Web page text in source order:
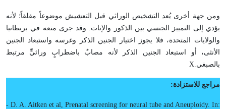
ومن جهة أخرى يُعد التشخيص الوراثي قبل التعشيش موضوعاً مقلقاً؛ لأنه
يؤدي إلى التمييز الجنسي بين الذكور والإناث. وقد جرى منعه في بريطانيا
والولايات المتحدة، فلا يجوز اختيار الجنين الذكر وغرسه واستبعاد الجنين
الأنثى، أو استبعاد الجنين الذكر لأنه مصابٌ باضطرابٍ وراثيٍّ مرتبط
بالصبغيX.
مراجع للاستزادة:
- D. A. Aitken et al, Prenatal screening for neural tube and Aneuploidy. In: